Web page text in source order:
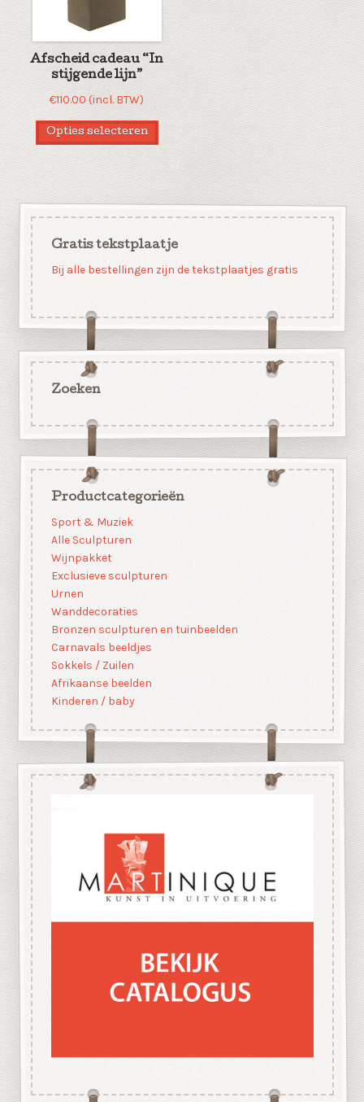
Afscheid cadeau “In
stijgende lijn”
€110.00 (incl. BTW)
Opties selecteren
Gratis tekstplaatje
Bij alle bestellingen zijn de tekstplaatjes gratis
Zoeken
Productcategorieën
Sport & Muziek
Alle Sculpturen
Wijnpakket
Exclusieve sculpturen
Urnen
Wanddecoraties
Bronzen sculpturen en tuinbeelden
Carnavals beeldjes
Sokkels / Zuilen
Afrikaanse beelden
Kinderen / baby